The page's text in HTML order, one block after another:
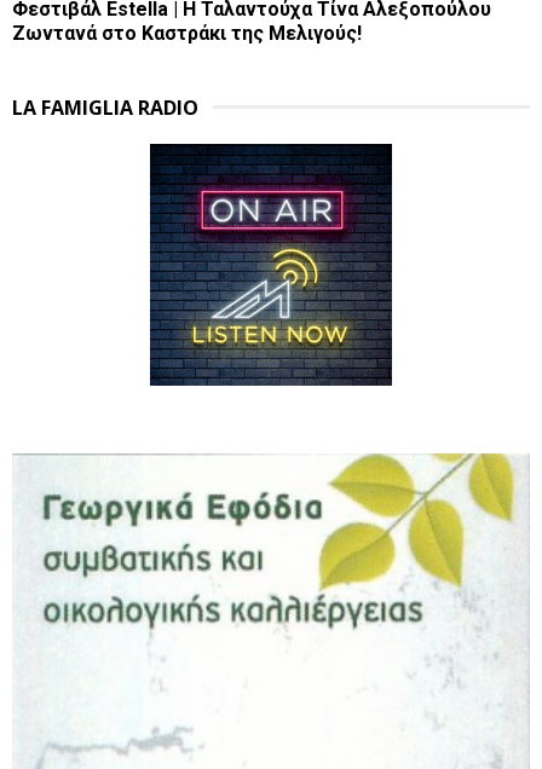
Φεστιβάλ Estella | Η Ταλαντούχα Τίνα Αλεξοπούλου
Ζωντανά στο Καστράκι της Μελιγούς!
LA FAMIGLIA RADIO